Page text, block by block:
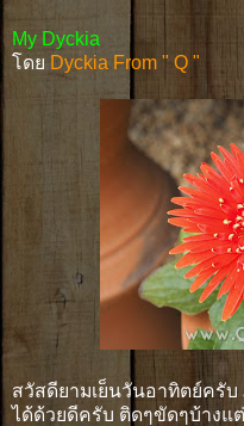
My Dyckia
โดย Dyckia From " Q "
สวัสดียามเย็นวันอาทิตย์ครั
ได้ด้วยดีครับ ติดๆขัดๆบ้างแ